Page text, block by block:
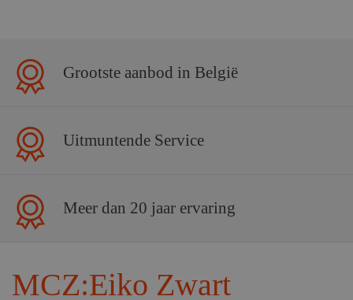
Grootste aanbod in België
Uitmuntende Service
Meer dan 20 jaar ervaring
MCZ:Eiko Zwart